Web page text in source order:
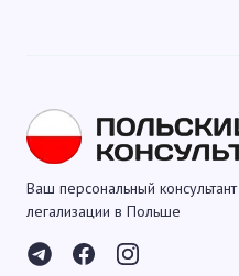
Ваш персональный
легализации в Польше